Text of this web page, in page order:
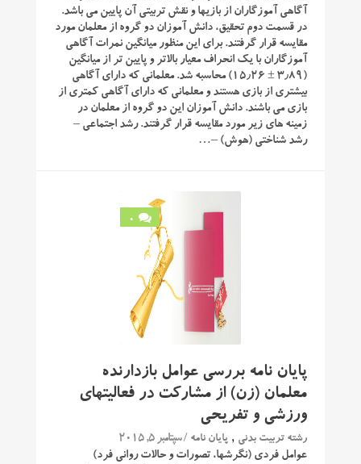
آگاهی آموزگاران از بازیها و نقش تربیتی آن پایین می باشد.
در قسمت دوم تحقیق، دانش آموزان دو گروه از معلمان مورد
مقایسه قرار گرفتند. برای این منظور میانگین نمرات آگاهی
آموزگاران با یک انحراف معیار بالاتر و پایین تر از میانگین
(۳٫۸۹ ± ۱۵٫۲۶) محاسبه شد. معلمانی که دارای آگاهی
بیشتری از بازی هستند و معلمانی که دارای آگاهی کمتری از
بازی می باشند. دانش آموزان این دو گروه از معلمان در
زمینه های زیر مورد مقایسه قرار گرفتند. رشد اجتماعی –
رشد شناختی (هوش) –…
0
پایان نامه بررسی عوامل بازدارنده
معلمان (زن) از مشارکت در فعالیتهای
ورزشی و تفریحی
رشته تربیت بدنی , پایان نامه / سپتامبر 5, 2015
عوامل فردی (نگرشها، تصورات و حالات روانی فرد)